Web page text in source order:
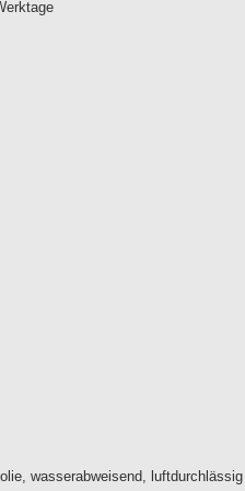
wasserabweisend,